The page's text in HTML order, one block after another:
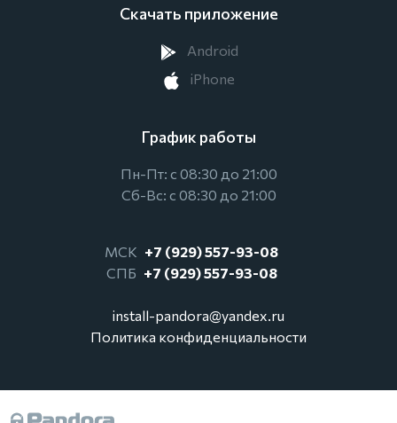
Скачать приложение
Android
iPhone
График работы
Пн-Пт: с 08:30 до 21:00
Сб-Вс: с 08:30 до 21:00
МСК +7 (929) 557-93-08
СПБ +7 (929) 557-93-08
install-pandora@yandex.ru
Политика конфиденциальности